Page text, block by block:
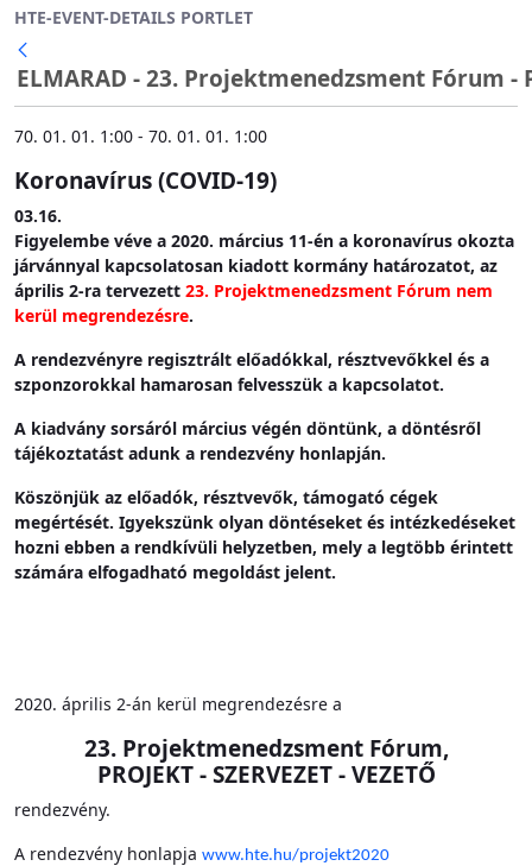
Ugrás a fő tartalomhoz
HTE-EVENT-DETAILS PORTLET
ELMARAD - 23. Projektmenedzsment Fórum
70. 01. 01. 1:00 - 70. 01. 01. 1:00
Koronavírus (COVID-19)
03.16.
Figyelembe véve a 2020. március 11-én a koronavírus okozta
járvánnyal kapcsolatosan kiadott kormány határozatot, az
április 2-ra tervezett 23. Projektmenedzsment Fórum nem
kerül megrendezésre.
A rendezvényre regisztrált előadókkal, résztvevőkkel és a
szponzorokkal hamarosan felvesszük a kapcsolatot.
A kiadvány sorsáról március végén döntünk, a döntésről
tájékoztatást adunk a rendezvény honlapján.
Köszönjük az előadók, résztvevők, támogató cégek
megértését. Igyekszünk olyan döntéseket és intézkedéseket
hozni ebben a rendkívüli helyzetben, mely a legtöbb érintett
számára elfogadható megoldást jelent.
2020. április 2-án kerül megrendezésre a
23. Projektmenedzsment Fórum,
PROJEKT - SZERVEZET - VEZETŐ
rendezvény.
A rendezvény honlapja www.hte.hu/projekt2020